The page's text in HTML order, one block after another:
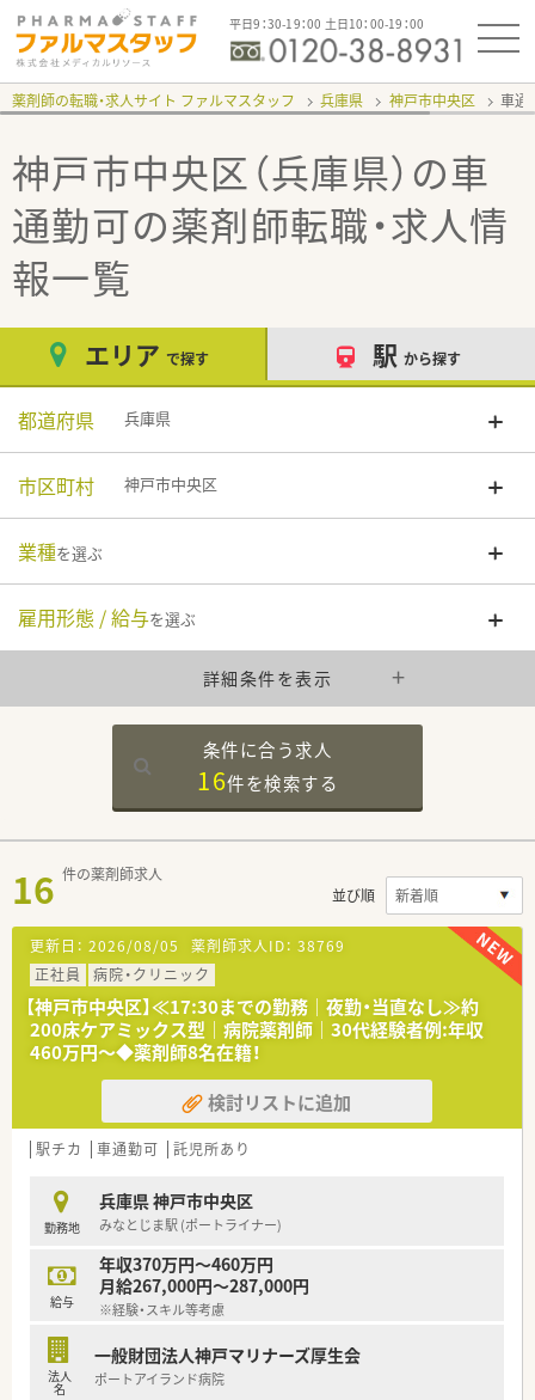
平日9：30-19：00 土日10：00-19：00
薬剤師の転職・求人サイト ファルマスタッフ 兵庫県 神戸市中央区 車通
神戸市中央区（兵庫県）の車
通勤可の薬剤師転職・求人情
報一覧
エリア で探す 駅 から探す
都道府県 兵庫県
市区町村 神戸市中央区
業種を選ぶ
雇用形態 / 給与を選ぶ
詳細条件を表示
条件に合う求人
16件を検索する
16 件の薬剤師求人
並び順
更新日： 2026/08/05 薬剤師求人ID： 38769
正社員
病院・クリニック
【神戸市中央区】≪17:30までの勤務｜夜勤・当直なし≫約
200床ケアミックス型｜病院薬剤師｜30代経験者例:年収
460万円～◆薬剤師8名在籍！
検討リストに追加
駅チカ 車通勤可 託児所あり
勤務地
兵庫県 神戸市中央区
みなとじま駅 (ポートライナー)
給与
年収370万円～460万円
月給267,000円～287,000円
※経験・スキル等考慮
法人
名
一般財団法人神戸マリナーズ厚生会
ポートアイランド病院